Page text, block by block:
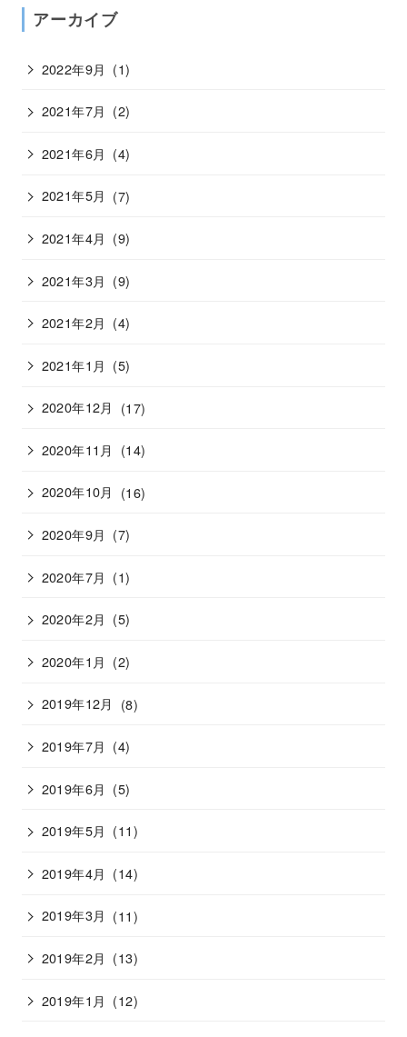
アーカイブ
2022年9月 (1)
2021年7月 (2)
2021年6月 (4)
2021年5月 (7)
2021年4月 (9)
2021年3月 (9)
2021年2月 (4)
2021年1月 (5)
2020年12月 (17)
2020年11月 (14)
2020年10月 (16)
2020年9月 (7)
2020年7月 (1)
2020年2月 (5)
2020年1月 (2)
2019年12月 (8)
2019年7月 (4)
2019年6月 (5)
2019年5月 (11)
2019年4月 (14)
2019年3月 (11)
2019年2月 (13)
2019年1月 (12)